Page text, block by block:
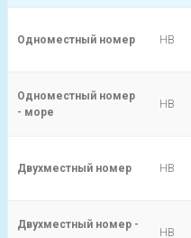
Одноместный номер HB
Одноместный номер
- море
HB
Двухместный номер HB
Двухместный номер -
HB